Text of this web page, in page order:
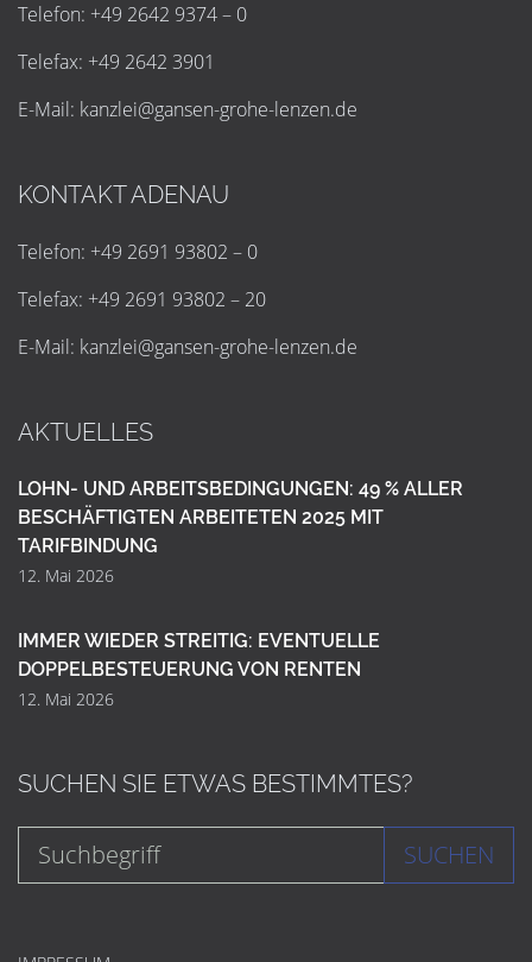
Telefon: +49 2642 9374 – 0
Telefax: +49 2642 3901
E-Mail: kanzlei@gansen-grohe-lenzen.de
KONTAKT ADENAU
Telefon: +49 2691 93802 – 0
Telefax: +49 2691 93802 – 20
E-Mail: kanzlei@gansen-grohe-lenzen.de
AKTUELLES
LOHN- UND ARBEITSBEDINGUNGEN: 49 % ALLER
BESCHÄFTIGTEN ARBEITETEN 2025 MIT
TARIFBINDUNG
12. Mai 2026
IMMER WIEDER STREITIG: EVENTUELLE
DOPPELBESTEUERUNG VON RENTEN
12. Mai 2026
SUCHEN SIE ETWAS BESTIMMTES?
SUCHEN